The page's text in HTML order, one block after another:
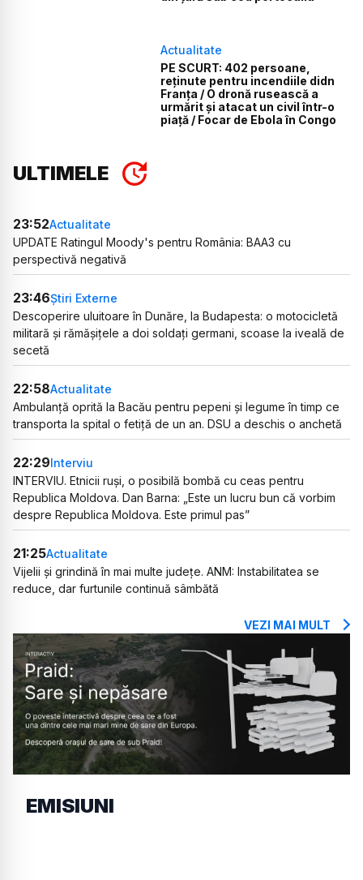
Actualitate
PE SCURT: 402 persoane,
reținute pentru incendiile didn
Franța / O dronă rusească a
urmărit și atacat un civil într-o
piață / Focar de Ebola în Congo
ULTIMELE
23:52Actualitate
UPDATE Ratingul Moody's pentru România: BAA3 cu
perspectivă negativă
23:46Știri Externe
Descoperire uluitoare în Dunăre, la Budapesta: o motocicletă
militară și rămășițele a doi soldați germani, scoase la iveală de
secetă
22:58Actualitate
Ambulanță oprită la Bacău pentru pepeni și legume în timp ce
transporta la spital o fetiță de un an. DSU a deschis o anchetă
22:29Interviu
INTERVIU. Etnicii ruși, o posibilă bombă cu ceas pentru
Republica Moldova. Dan Barna: „Este un lucru bun că vorbim
despre Republica Moldova. Este primul pas”
21:25Actualitate
Vijelii și grindină în mai multe județe. ANM: Instabilitatea se
reduce, dar furtunile continuă sâmbătă
VEZI MAI MULT
EMISIUNI